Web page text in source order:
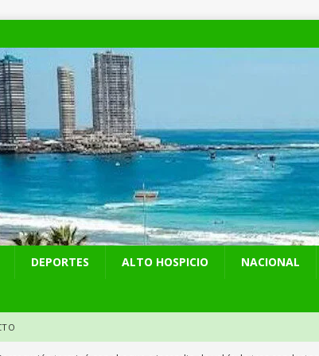
DEPORTES ALTO HOSPICIO NACIONAL